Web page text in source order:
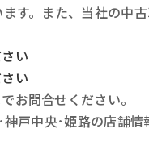
す。また、当社の中
い
い
お問合せください。
戸中央･姫路の店舗情